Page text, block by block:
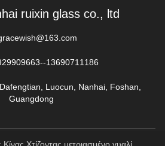
ruixin glass co., ltd
13690711186
Dafengtian, Luocun, Nanhai, Foshan,
Guangdong